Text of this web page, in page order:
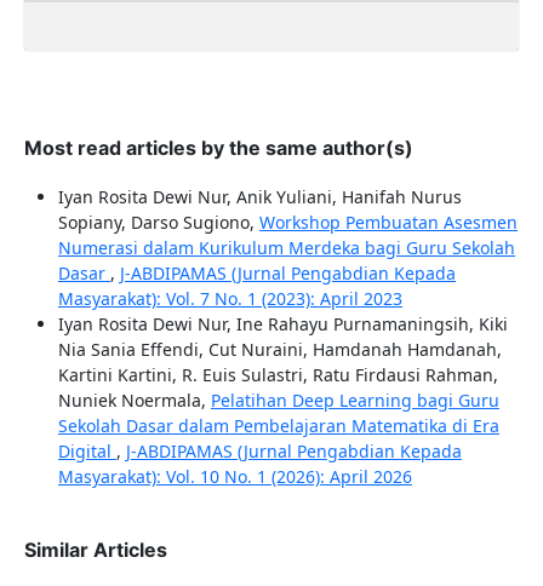
Most read articles by the same author(s)
Iyan Rosita Dewi Nur, Anik Yuliani, Hanifah Nurus
Sopiany, Darso Sugiono, Workshop Pembuatan Asesmen
Numerasi dalam Kurikulum Merdeka bagi Guru Sekolah
Dasar , J-ABDIPAMAS (Jurnal Pengabdian Kepada
Masyarakat): Vol. 7 No. 1 (2023): April 2023
Iyan Rosita Dewi Nur, Ine Rahayu Purnamaningsih, Kiki
Nia Sania Effendi, Cut Nuraini, Hamdanah Hamdanah,
Kartini Kartini, R. Euis Sulastri, Ratu Firdausi Rahman,
Nuniek Noermala, Pelatihan Deep Learning bagi Guru
Sekolah Dasar dalam Pembelajaran Matematika di Era
Digital , J-ABDIPAMAS (Jurnal Pengabdian Kepada
Masyarakat): Vol. 10 No. 1 (2026): April 2026
Similar Articles